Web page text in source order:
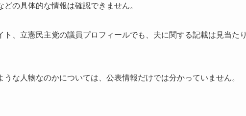
の具体的な情報は確認できません。
、立憲民主党の議員プロフィールでも、夫に関する記載は見当たり
な人物なのかについては、公表情報だけでは分かっていません。